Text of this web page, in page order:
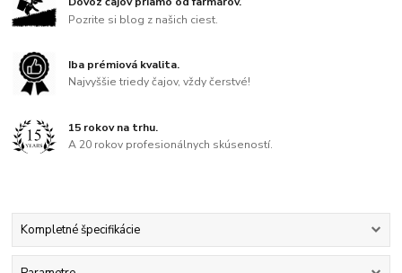
Pozrite si blog z našich ciest.
Iba prémiová kvalita.
Najvyššie triedy čajov, vždy čerstvé!
15 rokov na trhu.
A 20 rokov profesionálnych skúseností.
Kompletné špecifikácie